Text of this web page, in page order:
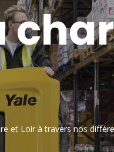
et Loir à travers nos